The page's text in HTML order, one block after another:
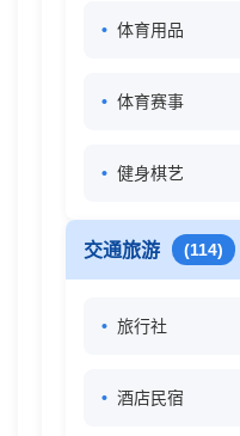
体育用品
体育赛事
健身棋艺
交通旅游 (114)
旅行社
酒店民宿